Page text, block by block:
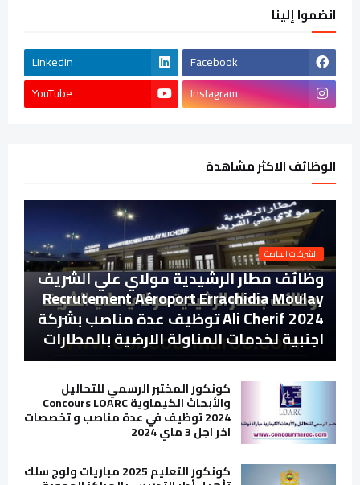
انضموا إلينا
Facebook
Linkedin
Instagram
YouTube
الوظائف الاكثر مشاهدة
الشركات الخاصة
وظائف مطار الرشيدية مولاي علي الشريف
Recrutement Aéroport Errachidia Moulay
Ali Cherif 2024 توظيف عدة مناصب بشركة
اجنبية لخدمات المناولة الارضية بالمطارات
كونكور المختبر الرسمي للتحاليل
والأبحاث الكيماوية Concours LOARC
2024 توظيف في عدة مناصب و تخصصات
اخر اجل 3 ماي 2024
كونكور التعليم 2025 مباريات ولوج سلك